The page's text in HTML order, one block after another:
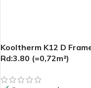
Kooltherm K12 D
Rd:3.80 (=0,72m²)